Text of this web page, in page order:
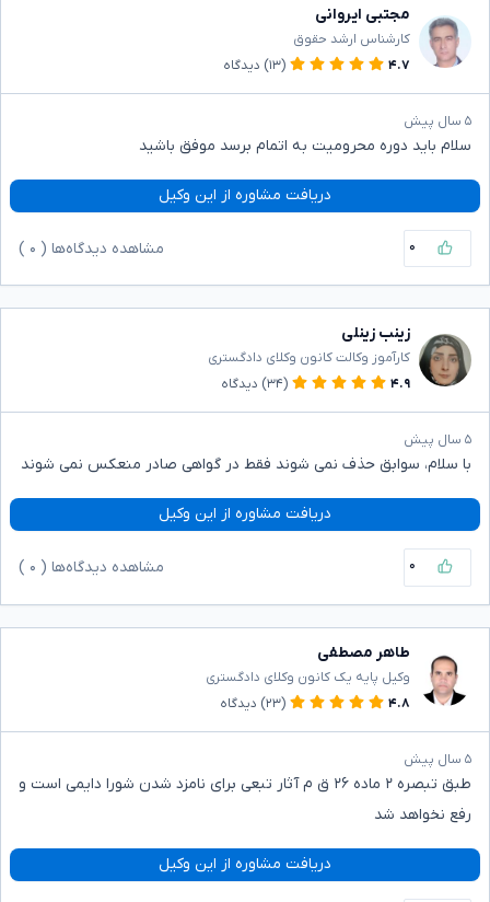
مجتبی ایروانی
کارشناس ارشد حقوق
۴.۷
(۱۳) دیدگاه
۵ سال پیش
سلام باید دوره محرومیت به اتمام برسد موفق باشید
دریافت مشاوره از این وکیل
۰ مشاهده دیدگاه‌ها ( ۰
زینب زینلی
کارآموز وکالت کانون وکلای دادگستری
۴.۹
(۳۴) دیدگاه
۵ سال پیش
با سلام، سوابق حذف نمی شوند فقط در گواهی صادر منعکس نمی شوند
دریافت مشاوره از این وکیل
۰ مشاهده دیدگاه‌ها ( ۰
طاهر مصطفی
وکیل پایه یک کانون وکلای دادگستری
۴.۸
(۲۳) دیدگاه
۵ سال پیش
طبق تبصره ۲ ماده ۲۶ ق م آثار تبعی برای نامزد شدن شورا دایمی است و
رفع نخواهد شد
دریافت مشاوره از این وکیل